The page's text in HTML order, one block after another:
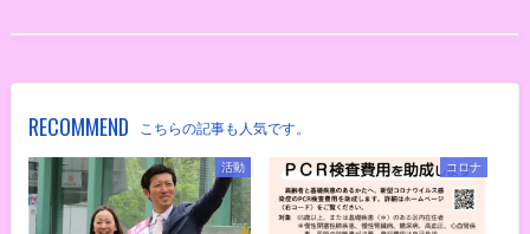
RECOMMEND こちらの記事も人気です。
活動 コロナ